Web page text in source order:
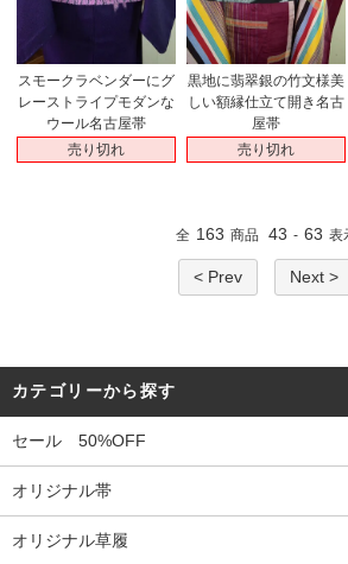
スモークラベンダーにグ
レーストライプモダンな
ウール名古屋帯
売り切れ
黒地に翡翠銀の竹文様美
しい額縁仕立て開き名古
屋帯
売り切れ
全 163 商品 43 - 63 表
< Prev Next >
カテゴリーから探す
セール 50%OFF
オリジナル帯
オリジナル草履